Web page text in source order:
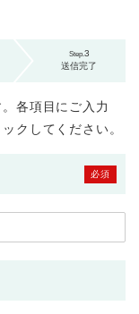
Step.3
送信完了
各項目にご入力
クしてください。
必須